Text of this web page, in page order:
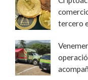
tercero